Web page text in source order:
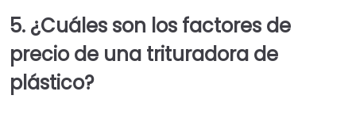
5. ¿Cuáles son los factores de
precio de una trituradora de
plástico?